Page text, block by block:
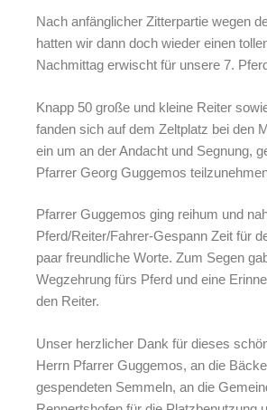
Nach anfänglicher Zitterpartie wegen
hatten wir dann doch wieder einen
Nachmittag erwischt für unsere 7.
Knapp 50 große und kleine Reiter
fanden sich auf dem Zeltplatz bei den
ein um an der Andacht und Segnung,
Pfarrer Georg Guggemos
Pfarrer Guggemos ging reihum und
Pferd/Reiter/Fahrer-Gespann Zeit für
paar freundliche Worte. Zum Segen
Wegzehrung fürs Pferd und eine
den Reiter.
Unser herzlicher Dank für dieses
Herrn Pfarrer Guggemos, an die
gespendeten Semmeln, an die